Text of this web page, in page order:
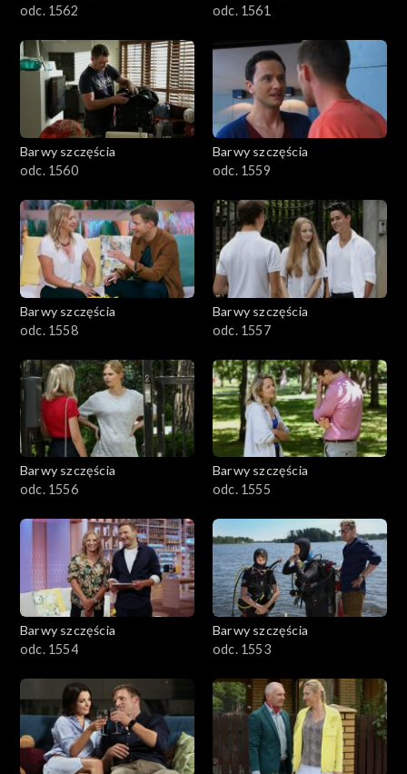
odc. 1562
odc. 1561
Barwy szczęścia
odc. 1560
Barwy szczęścia
odc. 1559
Barwy szczęścia
odc. 1558
Barwy szczęścia
odc. 1557
Barwy szczęścia
odc. 1556
Barwy szczęścia
odc. 1555
Barwy szczęścia
odc. 1554
Barwy szczęścia
odc. 1553